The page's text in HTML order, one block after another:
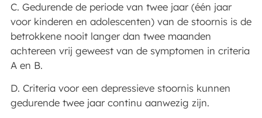
C. Gedurende de periode van twee jaar (één jaar
voor kinderen en adolescenten) van de stoornis is de
betrokkene nooit langer dan twee maanden
achtereen vrij geweest van de symptomen in criteria
A en B.
D. Criteria voor een depressieve stoornis kunnen
gedurende twee jaar continu aanwezig zijn.